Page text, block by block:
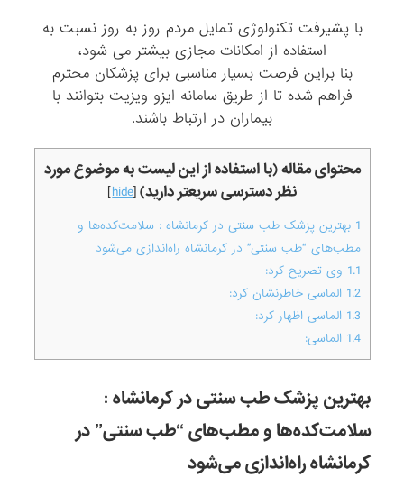
با پشیرفت تکنولوژی تمایل مردم روز به روز نسبت به
استفاده از امکانات مجازی بیشتر می شود،
بنا براین فرصت بسیار مناسبی برای پزشکان محترم
فراهم شده تا از طریق سامانه ایزو ویزیت بتوانند با
بیماران در ارتباط باشند.
محتوای مقاله (با استفاده از این لیست به موضوع مورد
نظر دسترسی سریعتر دارید)[
hide
]
1 بهترین پزشک طب سنتی در کرمانشاه : سلامت‌کده‌ها و
مطب‌های “طب سنتی” در کرمانشاه راه‌اندازی می‌شود
1.1 وی تصریح کرد:
1.2 الماسی خاطرنشان کرد:
1.3 الماسی اظهار کرد:
1.4 الماسی:
بهترین پزشک طب سنتی در کرمانشاه :
سلامت‌کده‌ها و مطب‌های “طب سنتی” در
کرمانشاه راه‌اندازی می‌شود